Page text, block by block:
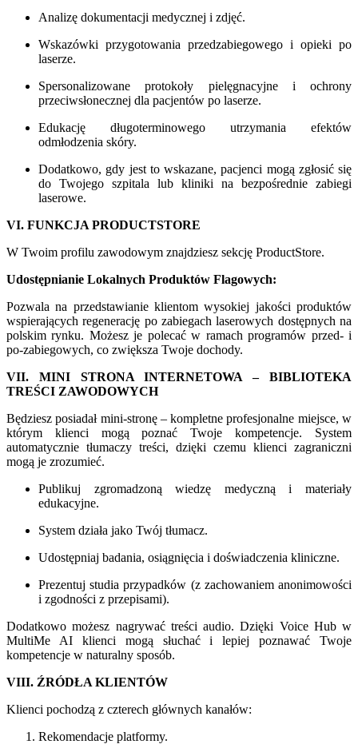
Analizę dokumentacji medycznej i zdjęć.
Wskazówki przygotowania przedzabiegowego i opieki po
laserze.
Spersonalizowane protokoły pielęgnacyjne i ochrony
przeciwsłonecznej dla pacjentów po laserze.
Edukację długoterminowego utrzymania efektów
odmłodzenia skóry.
Dodatkowo, gdy jest to wskazane, pacjenci mogą zgłosić się
do Twojego szpitala lub kliniki na bezpośrednie zabiegi
laserowe.
VI. FUNKCJA PRODUCTSTORE
W Twoim profilu zawodowym znajdziesz sekcję ProductStore.
Udostępnianie Lokalnych Produktów Flagowych:
Pozwala na przedstawianie klientom wysokiej jakości produktów
wspierających regenerację po zabiegach laserowych dostępnych na
polskim rynku. Możesz je polecać w ramach programów przed- i
po-zabiegowych, co zwiększa Twoje dochody.
VII. MINI STRONA INTERNETOWA – BIBLIOTEKA
TREŚCI ZAWODOWYCH
Będziesz posiadał mini-stronę – kompletne profesjonalne miejsce, w
którym klienci mogą poznać Twoje kompetencje. System
automatycznie tłumaczy treści, dzięki czemu klienci zagraniczni
mogą je zrozumieć.
Publikuj zgromadzoną wiedzę medyczną i materiały
edukacyjne.
System działa jako Twój tłumacz.
Udostępniaj badania, osiągnięcia i doświadczenia kliniczne.
Prezentuj studia przypadków (z zachowaniem anonimowości
i zgodności z przepisami).
Dodatkowo możesz nagrywać treści audio. Dzięki Voice Hub w
MultiMe AI klienci mogą słuchać i lepiej poznawać Twoje
kompetencje w naturalny sposób.
VIII. ŹRÓDŁA KLIENTÓW
Klienci pochodzą z czterech głównych kanałów:
Rekomendacje platformy.